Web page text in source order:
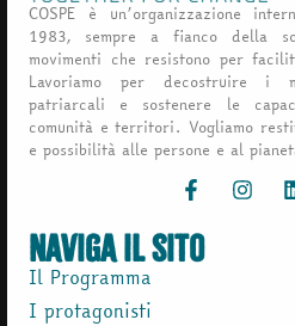
COSPE è un’organizzazione
1983, sempre a fianco della
movimenti che resistono per
Lavoriamo per decostruire i
patriarcali e sostenere le
comunità e territori. Vogliamo
e possibilità alle persone e al
naviga il sito
Il Programma
I protagonisti